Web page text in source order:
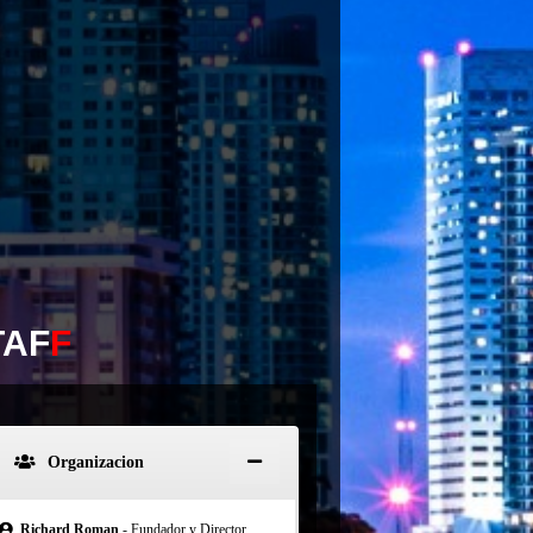
F
Organizacion
Richard Roman - Fundador y Director